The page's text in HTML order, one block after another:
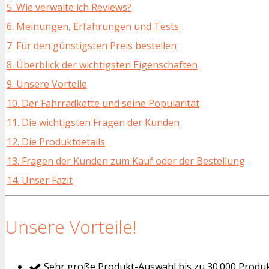
5. Wie verwalte ich Reviews?
6. Meinungen, Erfahrungen und Tests
7. Für den günstigsten Preis bestellen
8. Überblick der wichtigsten Eigenschaften
9. Unsere Vorteile
10. Der Fahrradkette und seine Popularität
11. Die wichtigsten Fragen der Kunden
12. Die Produktdetails
13. Fragen der Kunden zum Kauf oder der Bestellung
14. Unser Fazit
Unsere Vorteile!